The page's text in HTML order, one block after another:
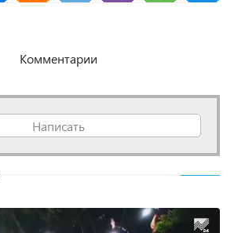
Комментарии
Написать